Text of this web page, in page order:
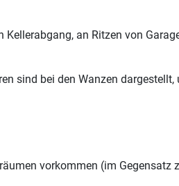
an Ritzen von
sind bei den Wanzen
vorkommen (im